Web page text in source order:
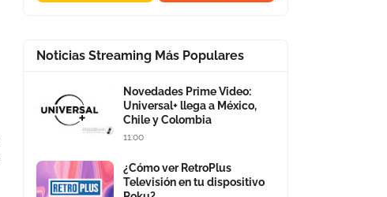
Noticias Streaming Más Populares
Novedades Prime Video:
Universal+ llega a México,
Chile y Colombia
11:00
¿Cómo ver RetroPlus
Televisión en tu dispositivo